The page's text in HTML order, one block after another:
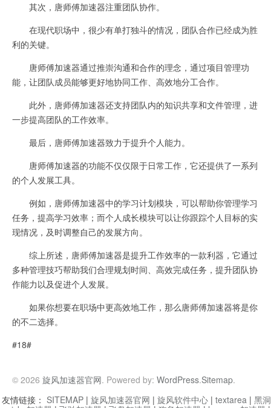
其次，唐师傅加速器注重团队协作。
在现代职场中，很少有单打独斗的情况，团队合作已经成为胜
利的关键。
唐师傅加速器通过推崇沟通和合作的理念，通过项目管理功
能，让团队成员能够更好地协同工作、高效地分工合作。
此外，唐师傅加速器还支持团队内的知识共享和文件管理，进
一步提高团队的工作效率。
最后，唐师傅加速器致力于提升个人能力。
唐师傅加速器的功能不仅仅限于日常工作，它还提供了一系列
的个人发展工具。
例如，唐师傅加速器中的学习计划模块，可以帮助你管理学习
任务，提高学习效率；而个人成长模块可以让你跟踪个人目标的实
现情况，及时调整自己的发展方向。
综上所述，唐师傅加速器是提升工作效率的一款利器，它通过
多种管理技巧帮助我们合理规划时间、高效完成任务，提升团队协
作能力以及促进个人发展。
如果你想要在职场中更高效地工作，那么唐师傅加速器将是你
的不二选择。
#18#
© 2026 旋风加速器官网. Powered by: WordPress.Sitemap.
友情链接： SITEMAP | 旋风加速器官网 | 旋风软件中心 | textarea | 黑